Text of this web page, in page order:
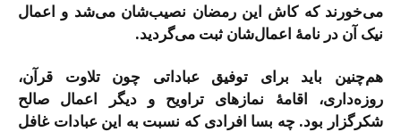
می‌خورند که کاش این رمضان نصیب‌شان می‌شد و اعمال
نیک آن در نامۀ اعمال‌شان ثبت می‌گردید.
هم‌چنین باید برای توفیق عباداتی چون تلاوت قرآن،
روزه‌داری، اقامۀ نمازهای تراویح و دیگر اعمال صالح
شکرگزار بود. چه بسا افرادی که نسبت به این عبادات غافل